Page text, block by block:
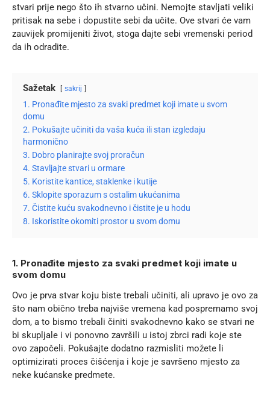
stvari prije nego što ih stvarno učini. Nemojte stavljati veliki
pritisak na sebe i dopustite sebi da učite. Ove stvari će vam
zauvijek promijeniti život, stoga dajte sebi vremenski period
da ih odradite.
Sažetak sakrij
1. Pronađite mjesto za svaki predmet koji imate u svom
domu
2. Pokušajte učiniti da vaša kuća ili stan izgledaju
harmonično
3. Dobro planirajte svoj proračun
4. Stavljajte stvari u ormare
5. Koristite kantice, staklenke i kutije
6. Sklopite sporazum s ostalim ukućanima
7. Čistite kuću svakodnevno i čistite je u hodu
8. Iskoristite okomiti prostor u svom domu
1. Pronađite mjesto za svaki predmet koji imate u
svom domu
Ovo je prva stvar koju biste trebali učiniti, ali upravo je ovo za
što nam obično treba najviše vremena kad pospremamo svoj
dom, a to bismo trebali činiti svakodnevno kako se stvari ne
bi skupljale i vi ponovno završili u istoj zbrci radi koje ste
ovo započeli. Pokušajte dodatno razmisliti možete li
optimizirati proces čišćenja i koje je savršeno mjesto za
neke kućanske predmete.